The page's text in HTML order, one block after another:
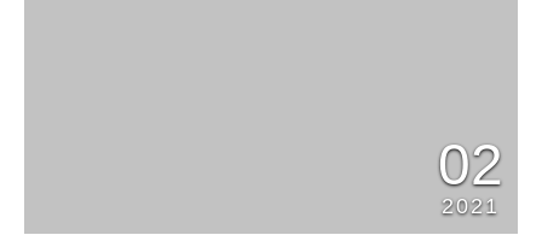
02
2021